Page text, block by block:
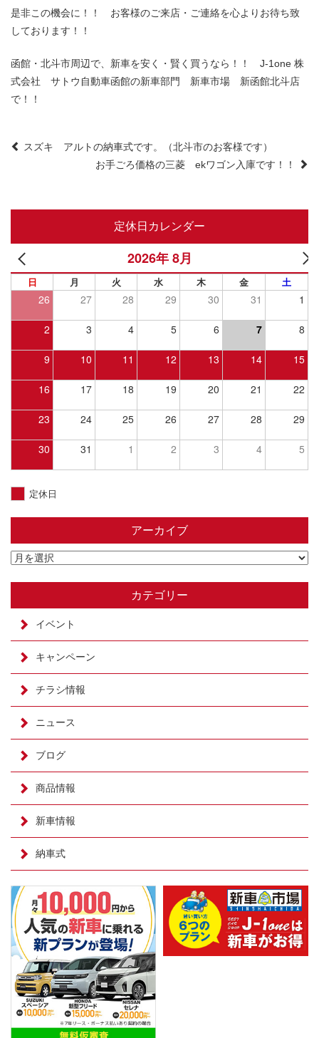
是非この機会に！！ お客様のご来店・ご連絡を心よりお待ち致
しております！！
函館・北斗市周辺で、新車を安く・賢く買うなら！！ J-1one 株
式会社 サトウ自動車函館の新車部門 新車市場 新函館北斗店
で！！
Post
navigation
スズキ アルトの納車式です。（北斗市のお客様です）
お手ごろ価格の三菱 ekワゴン入庫です！！
定休日カレンダー
2026年 8月
日 月 火 水 木 金 土
26 27 28 29 30 31 1
2 3 4 5 6 7 8
9 10 11 12 13 14 15
16 17 18 19 20 21 22
23 24 25 26 27 28 29
30 31 1 2 3 4 5
定休日
アーカイブ
カテゴリー
イベント
キャンペーン
チラシ情報
ニュース
ブログ
商品情報
新車情報
納車式